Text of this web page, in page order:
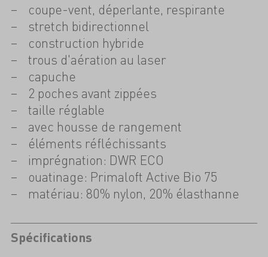
coupe-vent, déperlante, respirante
stretch bidirectionnel
construction hybride
trous d'aération au laser
capuche
2 poches avant zippées
taille réglable
avec housse de rangement
éléments réfléchissants
imprégnation: DWR ECO
ouatinage: Primaloft Active Bio 75
matériau: 80% nylon, 20% élasthanne
Spécifications